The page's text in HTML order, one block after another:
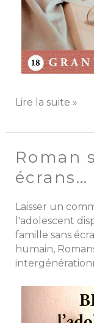
Lire la suite »
Roman
écrans…
Laisser un
l'adolescent
famille sans
humain,
Roman
sur
les
ados
et
les
écrans…